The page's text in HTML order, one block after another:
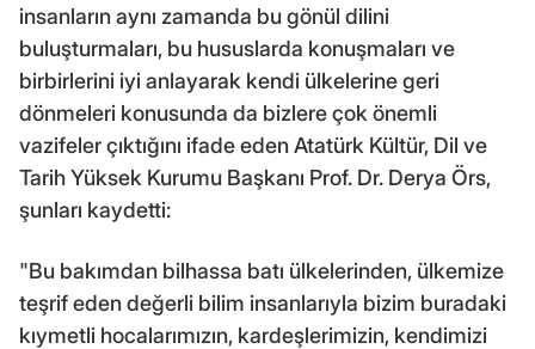
insanların aynı zamanda bu gönül dilini
buluşturmaları, bu hususlarda konuşmaları ve
birbirlerini iyi anlayarak kendi ülkelerine geri
dönmeleri konusunda da bizlere çok önemli
vazifeler çıktığını ifade eden Atatürk Kültür, Dil ve
Tarih Yüksek Kurumu Başkanı Prof. Dr. Derya Örs,
şunları kaydetti:
"Bu bakımdan bilhassa batı ülkelerinden, ülkemize
teşrif eden değerli bilim insanlarıyla bizim buradaki
kıymetli hocalarımızın, kardeşlerimizin, kendimizi